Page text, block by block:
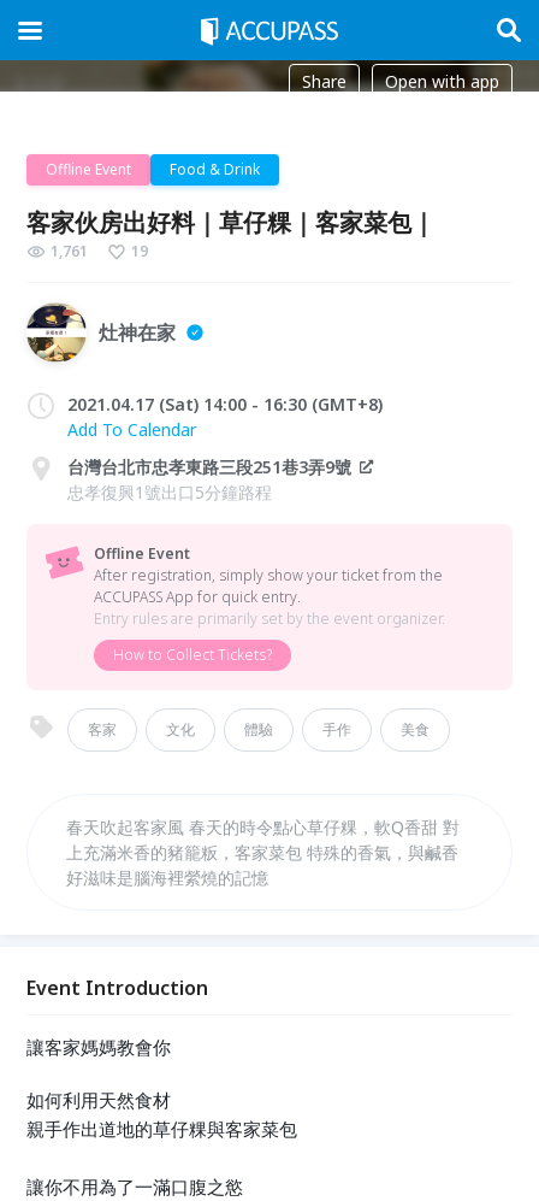
Share Open with app
Offline Event Food & Drink
客家伙房出好料｜草仔粿｜客家菜包｜
1,761 19
灶神在家
2021.04.17 (Sat) 14:00 - 16:30 (GMT+8)
Add To Calendar
台灣台北市忠孝東路三段251巷3弄9號
忠孝復興1號出口5分鐘路程
Offline Event
After registration, simply show your ticket from the
ACCUPASS App for quick entry.
Entry rules are primarily set by the event organizer.
How to Collect Tickets?
客家 文化 體驗 手作 美食
春天吹起客家風 春天的時令點心草仔粿，軟Q香甜 對
上充滿米香的豬籠粄，客家菜包 特殊的香氣，與鹹香
好滋味是腦海裡縈燒的記憶
Event Introduction
讓客家媽媽教會你
如何利用天然食材
親手作出道地的草仔粿與客家菜包
讓你不用為了一滿口腹之慾